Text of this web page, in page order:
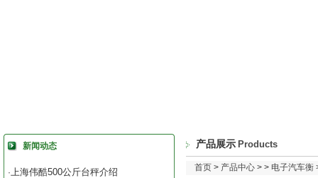
新闻动态
·上海伟酷500公斤台秤介绍
产品展示 Products
首页 > 产品中心 > > 电子汽车衡